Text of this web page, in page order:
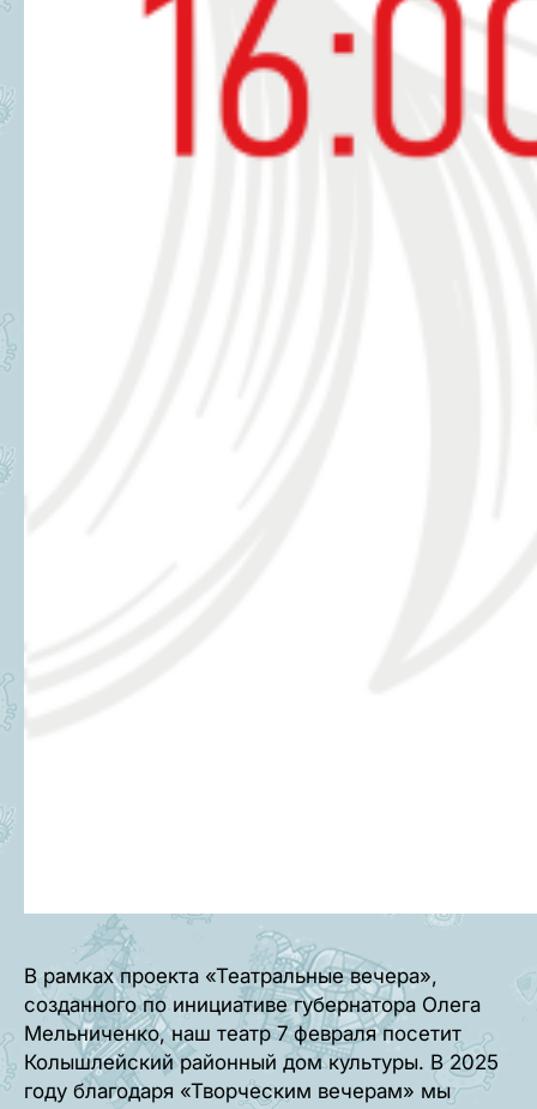
В рамках проекта «Театральные вечера»,
созданного по инициативе губернатора Олега
Мельниченко, наш театр 7 февраля посетит
Колышлейский районный дом культуры. В 2025
году благодаря «Творческим вечерам» мы